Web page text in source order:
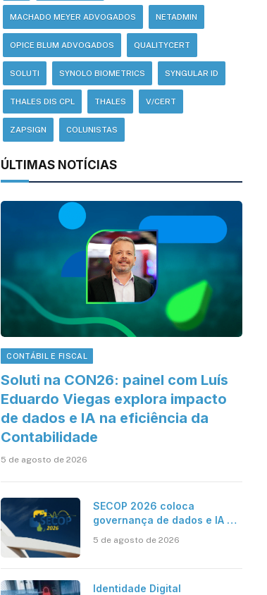
MACHADO MEYER ADVOGADOS NETADMIN
OPICE BLUM ADVOGADOS QUALITYCERT
SOLUTI SYNOLO BIOMETRICS SYNGULAR ID
THALES DIS CPL THALES V/CERT
ZAPSIGN COLUNISTAS
ÚLTIMAS NOTÍCIAS
CONTÁBIL E FISCAL
Soluti na CON26: painel com Luís
Eduardo Viegas explora impacto
de dados e IA na eficiência da
Contabilidade
5 de agosto de 2026
SECOP 2026 coloca
governança de dados e IA no
5 de agosto de 2026
Identidade Digital